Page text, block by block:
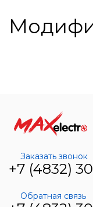
Заказать звонок
+7 (4832)
Обратная связь